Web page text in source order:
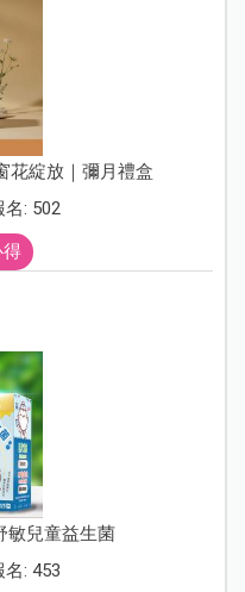
花綻放｜彌月禮盒
名: 502
得
敏兒童益生菌
: 453